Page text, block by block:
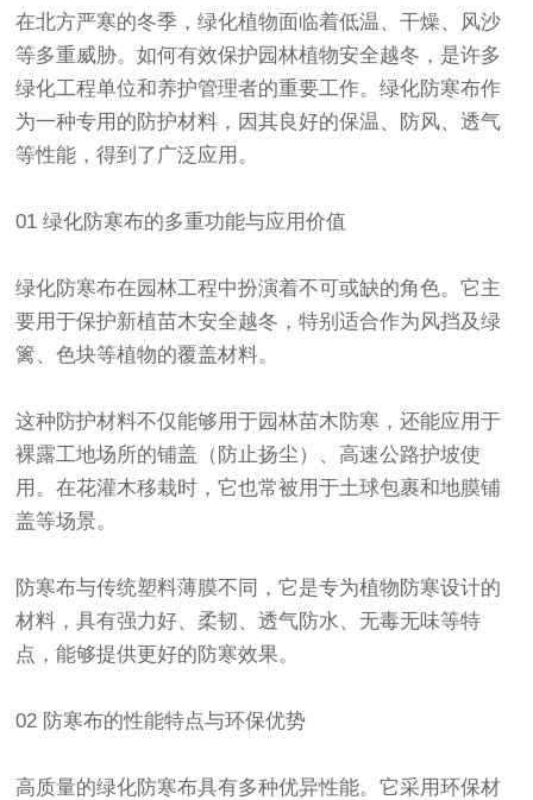
在北方严寒的冬季，绿化植物面临着低温、干燥、风沙
等多重威胁。如何有效保护园林植物安全越冬，是许多
绿化工程单位和养护管理者的重要工作。绿化防寒布作
为一种专用的防护材料，因其良好的保温、防风、透气
等性能，得到了广泛应用。
01绿化防寒布的多重功能与应用价值
绿化防寒布在园林工程中扮演着不可或缺的角色。它主
要用于保护新植苗木安全越冬，特别适合作为风挡及绿
篱、色块等植物的覆盖材料。
这种防护材料不仅能够用于园林苗木防寒，还能应用于
裸露工地场所的铺盖（防止扬尘）、高速公路护坡使
用。在花灌木移栽时，它也常被用于土球包裹和地膜铺
盖等场景。
防寒布与传统塑料薄膜不同，它是专为植物防寒设计的
材料，具有强力好、柔韧、透气防水、无毒无味等特
点，能够提供更好的防寒效果。
02 防寒布的性能特点与环保优势
高质量的绿化防寒布具有多种优异性能。它采用环保材